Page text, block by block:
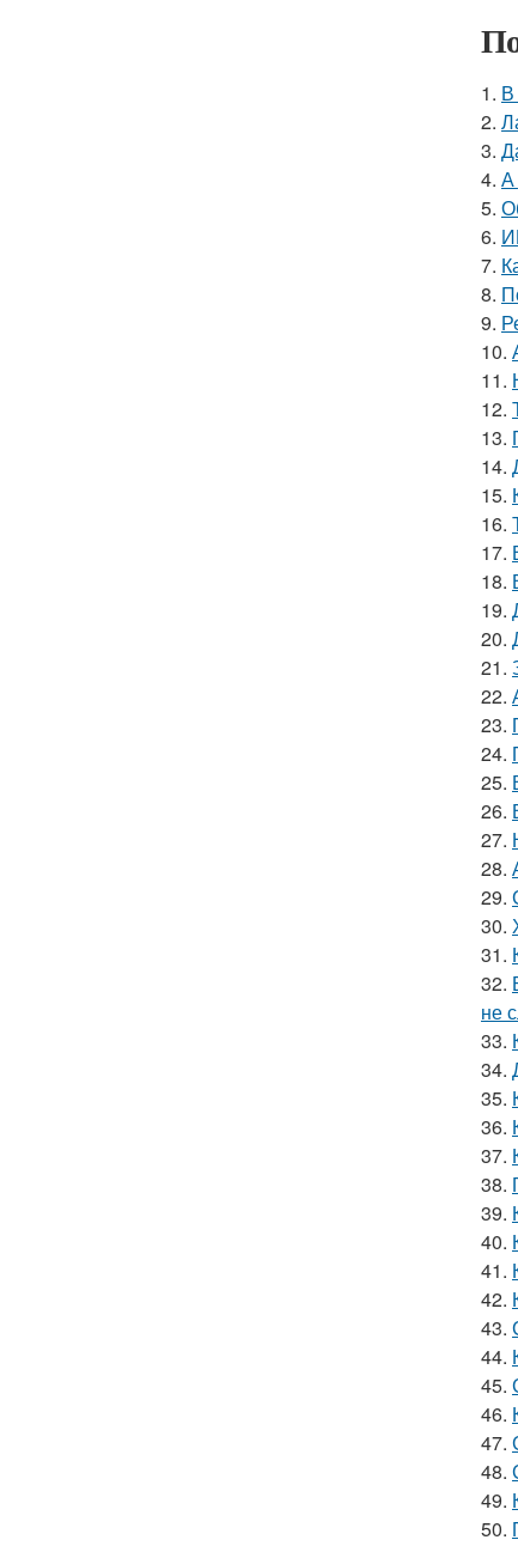
1. В
2.
3.
4. А
5.
6.
7.
8.
9.
10.
11.
12.
13.
14.
15.
16.
17.
18.
19.
20.
21.
22.
23.
24.
25.
26.
27.
28.
29.
30.
31.
32.
не
33.
34.
35.
36.
37.
38.
39.
40.
41.
42.
43.
44.
45.
46.
47.
48.
49.
50.